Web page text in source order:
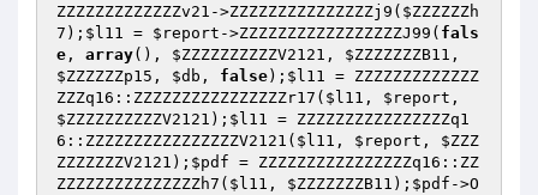
ZZZZZZZZZZZZZv21 ->ZZZZZZZZZZZZZZZj9( $ZZZZZZh
7 ); $l11 = $report ->ZZZZZZZZZZZZZZZZZJ99( fals
e , array(), $ZZZZZZZZZZV2121 , $ZZZZZZZB11
$ZZZZZZp15 , $db , false); $l11 = ZZZZZZZZZZZZZ
ZZZq16::ZZZZZZZZZZZZZZZZr17( $l11 , $report
$ZZZZZZZZZZV2121 ); $l11 = ZZZZZZZZZZZZZZZZq1
6::ZZZZZZZZZZZZZZZZV2121( $l11 , $report , $ZZZ
ZZZZZZZV2121 ); $pdf = ZZZZZZZZZZZZZZZZq16::ZZ
ZZZZZZZZZZZZZZZh7( $l11 , $ZZZZZZZB11 ); $pdf ->O